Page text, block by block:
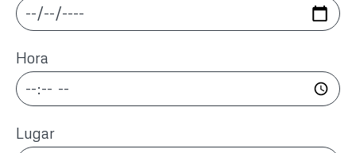
Hora
Lugar